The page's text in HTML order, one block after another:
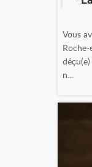
Vous
n...